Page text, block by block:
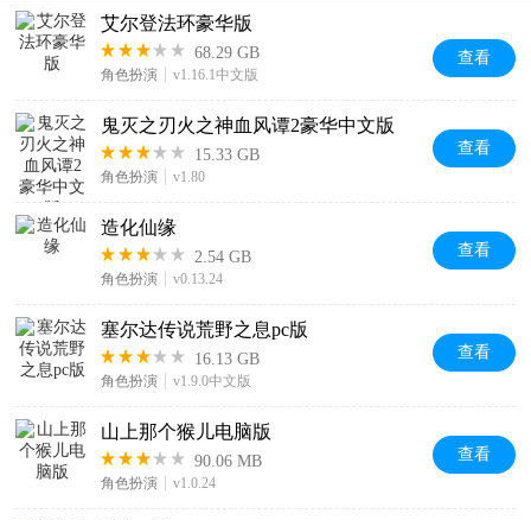
艾尔登法环豪华版
68.29 GB
角色扮演 v1.16.1中文版
查看
鬼灭之刃火之神血风谭2豪华中文版
15.33 GB
角色扮演 v1.80
查看
造化仙缘
2.54 GB
角色扮演 v0.13.24
查看
塞尔达传说荒野之息pc版
16.13 GB
角色扮演 v1.9.0中文版
查看
山上那个猴儿电脑版
90.06 MB
角色扮演 v1.0.24
查看